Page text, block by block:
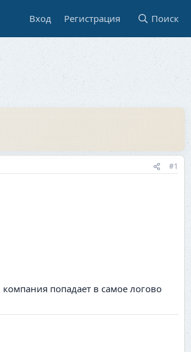
Вход Регистрация Поиск
#1
попадает в самое логово